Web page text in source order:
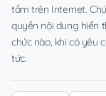
tầm trên Internet.
quyền nội dung hiển
chức nào, khi có yêu
tức.